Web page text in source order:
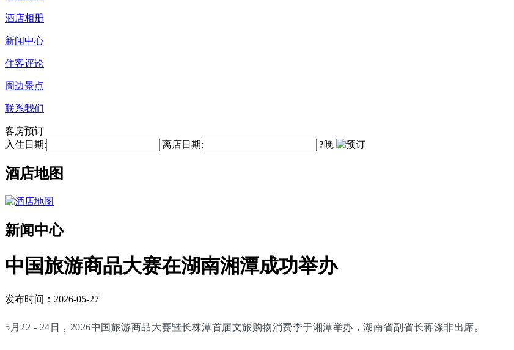
酒店相册
新闻中心
住客评论
周边景点
联系我们
客房预订
入住日期:
离店日期: ?晚
酒店地图
新闻中心
中国旅游商品大赛在湖南湘潭成功举办
发布时间：2026-05-27
5月22 - 24日，2026中国旅游商品大赛暨长株潭首届文旅购物消费季于湘潭举办，湖南省副省长蒋涤非出席。